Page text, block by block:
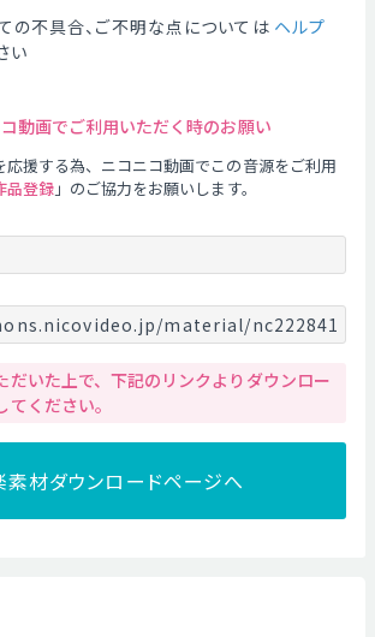
の不具合、ご不明な点については ヘルプ
い
動画でご利用いただく時のお願い
援する為、ニコニコ動画でこの音源をご利用
品登録」のご協力をお願いします。
material/nc222841
だいた上で、下記のリンクよりダウンロー
てください。
素材ダウンロードページへ